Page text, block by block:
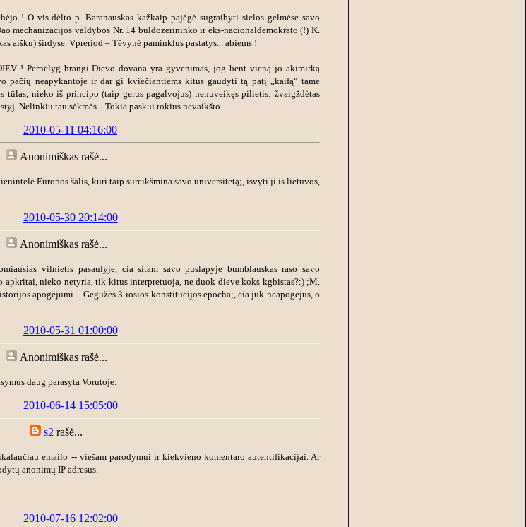
! O vis dėlto p. Baranauskas kažkaip pajėgė sugraibyti sielos gelmėse savo
mechanizacijos valdybos Nr. 14 buldozerininko ir eks-nacionaldemokrato (!) K.
aišku) širdyse. Vpreriod – Tėvynė paminklus pastatys... abiems !
! Pernelyg brangi Dievo dovana yra gyvenimas, jog bent vieną jo akimirką
pačių neapykantoje ir dar gi kviečiantiems kitus gaudyti tą patį „kaifą“ tame
tūlas, nieko iš principo (taip gerus pagalvojus) nenuveikęs pilietis: žvaigždėtas
Nelinkiu tau sėkmės... Tokia paskui tokius nevaikšto...
2010-05-11 04:16:00
Anonimiškasrašė...
Europos šalis, kuri taip sureikšmina savo universitetą;, isvyti ji is lietuvos,
2010-05-30 20:14:00
Anonimiškasrašė...
cia sitam savo puslapyje bumblauskas raso savo
apkritai, nieko netyria, tik kitus interpretuoja, ne duok dieve koks kgbistas?:) ;M.
apogėjumi – Gegužės 3-iosios konstitucijos epocha;, cia juk neapogejus, o
2010-05-31 01:00:00
Anonimiškasrašė...
daug parasyta Vorutoje.
2010-06-14 15:05:00
s2 rašė...
emailo -- viešam parodymui ir kiekvieno komentaro autentifikacijai. Ar
anonimų IP adresus.
2010-07-16 12:02:00